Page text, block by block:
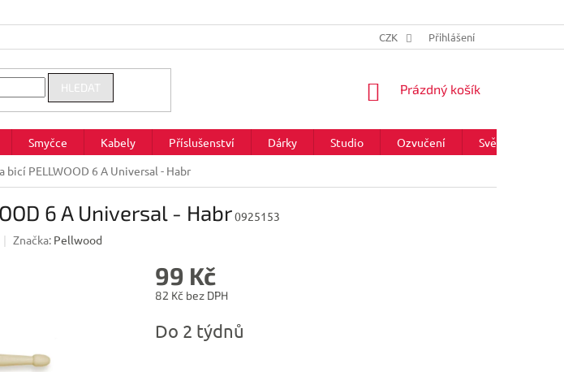
CZK Přihlášení
HLEDAT
NÁKUPNÍ
Prázdný košík
Smyčce Kabely Příslušenství Dárky Studio Ozvučení Světla
bicí PELLWOOD 6 A Universal - Habr
6 A Universal - Habr0925153
Značka: Pellwood
99 Kč
82 Kč bez DPH
cena:
Do 2 týdnů